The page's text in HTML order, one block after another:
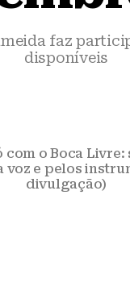
faz
disponíveis
o Boca Livre:
voz e pelos
divulgação)